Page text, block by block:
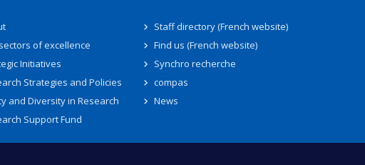
of excellence
Initiatives
Strategies and Policies
and Diversity in Research
Support Fund
Staff directory (French website)
Find us (French website)
Synchro recherche
compas
News